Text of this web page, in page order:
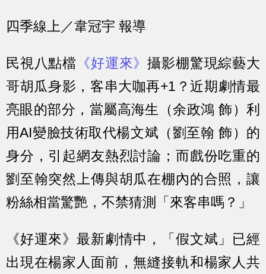
四季線上／韋冠宇 報導
民視八點檔 《好運來》攝影棚驚現綜藝大
哥胡瓜身影，客串大咖再+1？近期劇情最
亮眼的部分，當屬高海生（余政鴻 飾）利
用AI變臉技術取代楊文斌（劉至翰 飾）的
身分，引起網友熱烈討論；而戲份吃重的
劉至翰突然上傳與胡瓜在棚內的合照，讓
粉絲相當驚艷，不禁猜測「來客串嗎？」
《好運來》最新劇情中，「假文斌」已經
出現在楊家人面前，無縫接軌和楊家人共